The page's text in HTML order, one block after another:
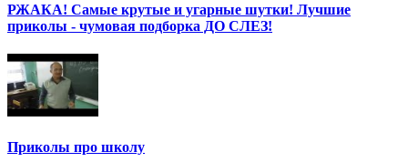
РЖАКА! Самые крутые и угарные шутки! Лучшие
приколы - чумовая подборка ДО СЛЕЗ!
Приколы про школу